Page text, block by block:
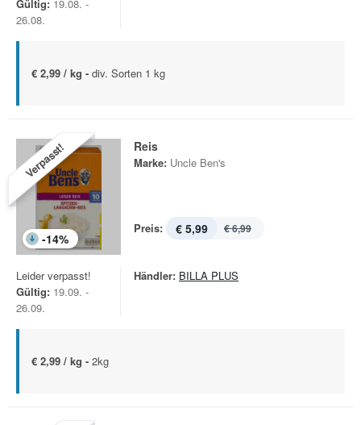
Gültig: 19.08. -
26.08.
€ 2,99 / kg - div. Sorten 1 kg
Verpasst!
-14%
Reis
Marke: Uncle Ben's
Preis: € 5,99 € 6,99
Leider verpasst!
Gültig: 19.09. -
26.09.
Händler: BILLA PLUS
€ 2,99 / kg - 2kg